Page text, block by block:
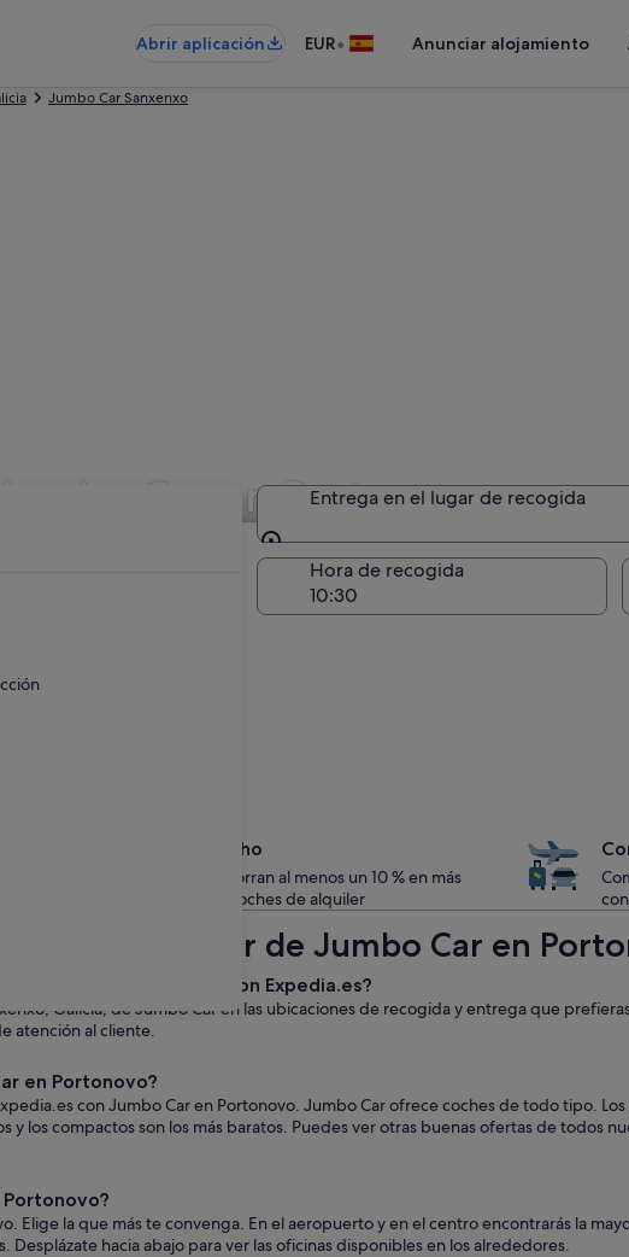
Abrir aplicación EUR• Anunciar alojamiento
Jumbo Car Sanxenxo
Car en Portonovo
Entrega en el lugar de recogida
Entrega en el lugar de recogida
Hora de recogida
Date un capricho
Los miembros ahorran al menos un 10 % en más
de un millón de coches de alquiler
de alquiler de Jumbo Car en
Car en Portonovo con Expedia.es?
Galicia, de Jumbo Car en las ubicaciones de recogida y entrega que
atención al cliente.
en Portonovo?
con Jumbo Car en Portonovo. Jumbo Car ofrece coches de todo tipo.
y los compactos son los más baratos. Puedes ver otras buenas ofertas de todos
Elige la que más te convenga. En el aeropuerto y en el centro encontrarás la
Desplázate hacia abajo para ver las oficinas disponibles en los alrededores.